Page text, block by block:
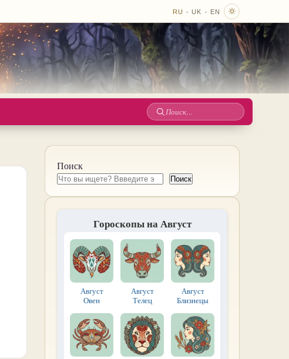
RU · UK · EN
Поиск
Поиск
Поиск
Гороскопы на Август
Август
Овен
Август
Телец
Август
Близнецы